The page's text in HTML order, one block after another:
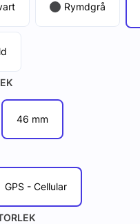
Rymdgrå
46 mm
GPS - Cellular